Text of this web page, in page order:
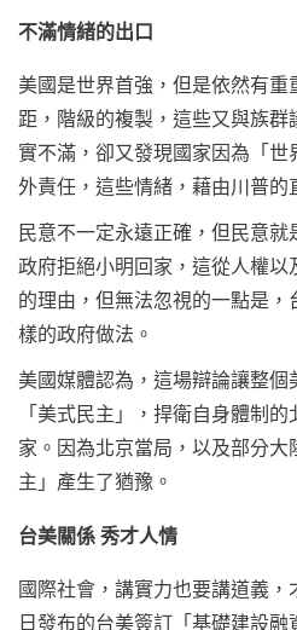
不滿情緒的出口
美國是世界首強，但是依然有
距，階級的複製，這些又與族
實不滿，卻又發現國家因為「
外責任，這些情緒，藉由川普的
民意不一定永遠正確，但民意
政府拒絕小明回家，這從人權
的理由，但無法忽視的一點是
樣的政府做法。
美國媒體認為，這場辯論讓整
「美式民主」，捍衛自身體制
家。因為北京當局，以及部分
主」產生了猶豫。
台美關係 秀才人情
國際社會，講實力也要講道義
日發布的台美簽訂「基礎建設融